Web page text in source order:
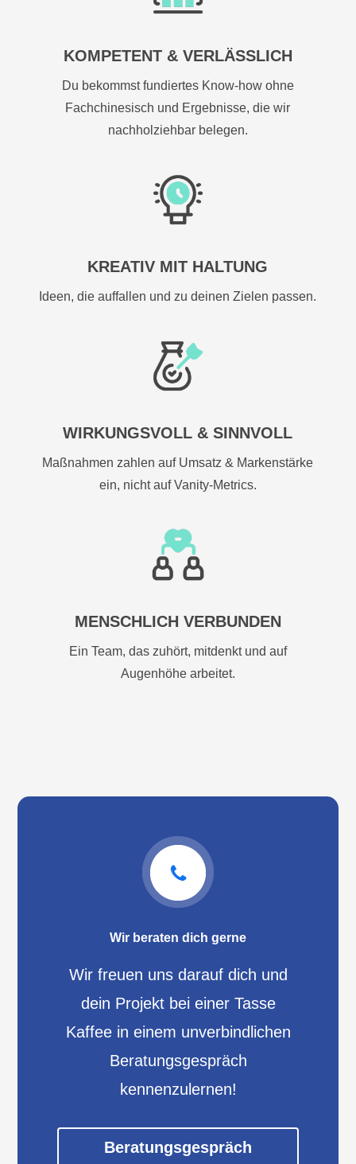
KOMPETENT & VERLÄSSLICH
Du bekommst fundiertes Know-how ohne
Fachchinesisch und Ergebnisse, die wir
nachholziehbar belegen.
KREATIV MIT HALTUNG
Ideen, die auffallen und zu deinen Zielen passen.
WIRKUNGSVOLL & SINNVOLL
Maßnahmen zahlen auf Umsatz & Markenstärke
ein, nicht auf Vanity-Metrics.
MENSCHLICH VERBUNDEN
Ein Team, das zuhört, mitdenkt und auf
Augenhöhe arbeitet.
Wir beraten dich gerne
Wir freuen uns darauf dich und
dein Projekt bei einer Tasse
Kaffee in einem unverbindlichen
Beratungsgespräch
kennenzulernen!
Beratungsgespräch